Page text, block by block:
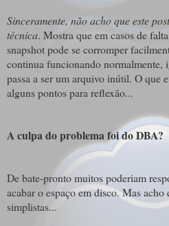
Sinceramente, não acho que este
técnica. Mostra que em casos de
snapshot pode se corromper
continua funcionando normalmente,
passa a ser um arquivo inútil. O que
alguns pontos para reflexão...
A culpa do problema foi do DBA?
De bate-pronto muitos poderiam
acabar o espaço em disco. Mas acho
simplistas...